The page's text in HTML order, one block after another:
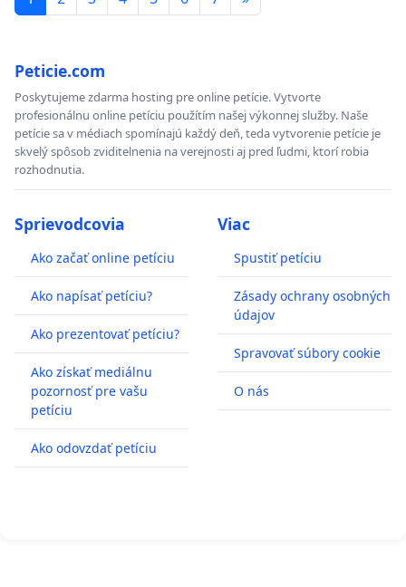
Peticie.com
Poskytujeme zdarma hosting pre online petície. Vytvorte
profesionálnu online petíciu použítím našej výkonnej služby. Naše
petície sa v médiach spomínajú každý deň, teda vytvorenie petície je
skvelý spôsob zviditelnenia na verejnosti aj pred ľudmi, ktorí robia
rozhodnutia.
Sprievodcovia
Ako začať online petíciu
Ako napísať petíciu?
Ako prezentovať petíciu?
Ako získať mediálnu
pozornosť pre vašu
petíciu
Ako odovzdať petíciu
Viac
Spustiť petíciu
Zásady ochrany osobných
údajov
Spravovať súbory cookie
O nás